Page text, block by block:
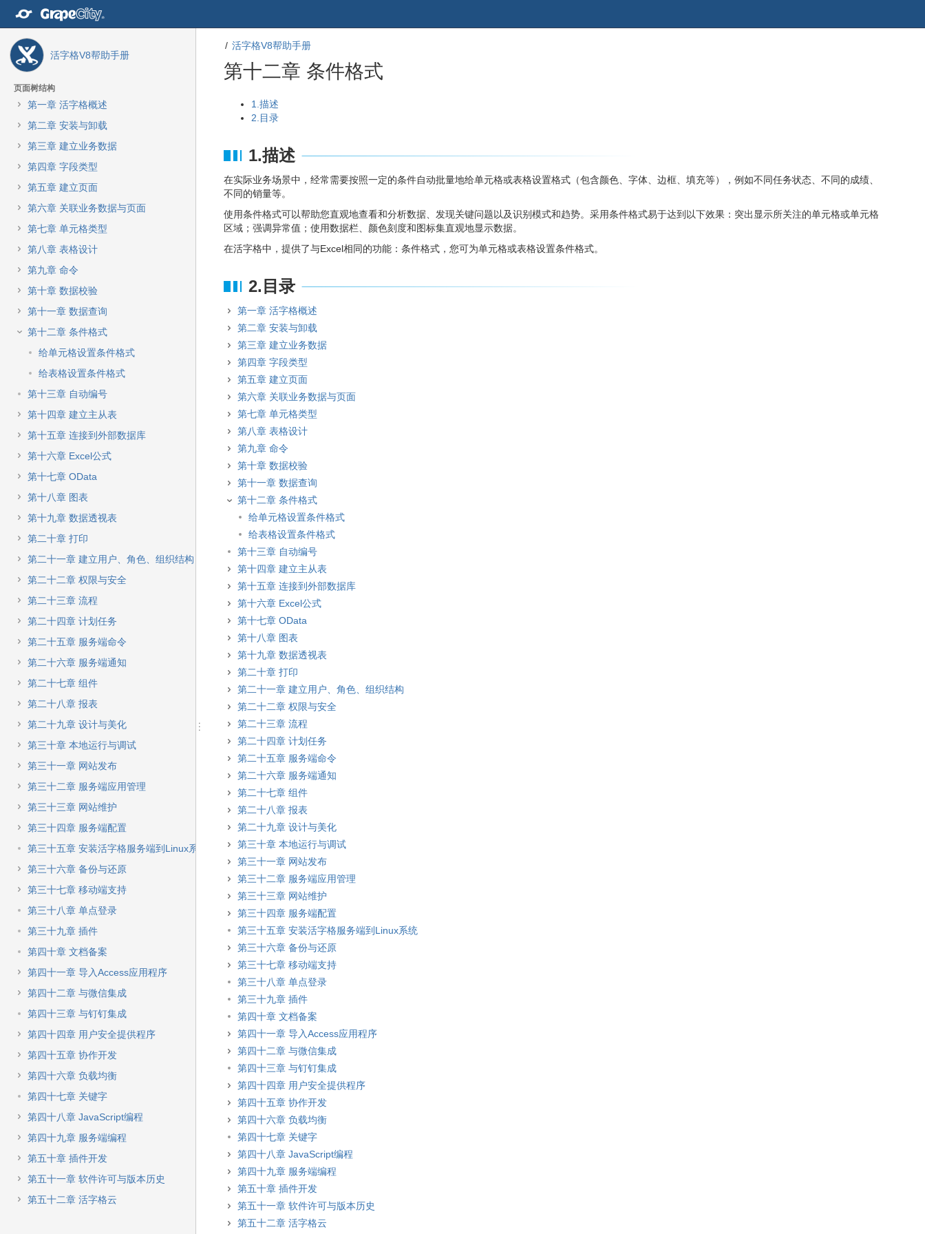
活字格V8帮助手册
页面树结构
第一章 活字格概述
第二章 安装与卸载
第三章 建立业务数据
第四章 字段类型
第五章 建立页面
第六章 关联业务数据与页面
第七章 单元格类型
第八章 表格设计
第九章 命令
第十章 数据校验
第十一章 数据查询
第十二章 条件格式
给单元格设置条件格式
给表格设置条件格式
第十三章 自动编号
第十四章 建立主从表
第十五章 连接到外部数据库
第十六章 Excel公式
第十七章 OData
第十八章 图表
第十九章 数据透视表
第二十章 打印
第二十一章 建立用户、角色、组织结构
第二十二章 权限与安全
第二十三章 流程
第二十四章 计划任务
第二十五章 服务端命令
第二十六章 服务端通知
第二十七章 组件
第二十八章 报表
第二十九章 设计与美化
第三十章 本地运行与调试
第三十一章 网站发布
第三十二章 服务端应用管理
第三十三章 网站维护
第三十四章 服务端配置
第三十五章 安装活字格服务端到Linux系统
第三十六章 备份与还原
第三十七章 移动端支持
第三十八章 单点登录
第三十九章 插件
第四十章 文档备案
第四十一章 导入Access应用程序
第四十二章 与微信集成
第四十三章 与钉钉集成
第四十四章 用户安全提供程序
第四十五章 协作开发
第四十六章 负载均衡
第四十七章 关键字
第四十八章 JavaScript编程
第四十九章 服务端编程
第五十章 插件开发
第五十一章 软件许可与版本历史
第五十二章 活字格云
活字格V8帮助手册
banner
的
标
题
第十二章 条件格式
尾
始
1.描述
2.目录
1.描述
在实际业务场景中，经常需要按照一定的条件自动批量地给单元格或表格设置格式（包含颜色、字体、边框、填充等），例如不同任务状态、不同的成绩、
不同的销量等。
使用条件格式可以帮助您直观地查看和分析数据、发现关键问题以及识别模式和趋势。采用条件格式易于达到以下效果：突出显示所关注的单元格或单元格
区域；强调异常值；使用数据栏、颜色刻度和图标集直观地显示数据。
在活字格中，提供了与Excel相同的功能：条件格式，您可为单元格或表格设置条件格式。
2.目录
第一章 活字格概述
第二章 安装与卸载
第三章 建立业务数据
第四章 字段类型
第五章 建立页面
第六章 关联业务数据与页面
第七章 单元格类型
第八章 表格设计
第九章 命令
第十章 数据校验
第十一章 数据查询
第十二章 条件格式
给单元格设置条件格式
给表格设置条件格式
第十三章 自动编号
第十四章 建立主从表
第十五章 连接到外部数据库
第十六章 Excel公式
第十七章 OData
第十八章 图表
第十九章 数据透视表
第二十章 打印
第二十一章 建立用户、角色、组织结构
第二十二章 权限与安全
第二十三章 流程
第二十四章 计划任务
第二十五章 服务端命令
第二十六章 服务端通知
第二十七章 组件
第二十八章 报表
第二十九章 设计与美化
第三十章 本地运行与调试
第三十一章 网站发布
第三十二章 服务端应用管理
第三十三章 网站维护
第三十四章 服务端配置
第三十五章 安装活字格服务端到Linux系统
第三十六章 备份与还原
第三十七章 移动端支持
第三十八章 单点登录
第三十九章 插件
第四十章 文档备案
第四十一章 导入Access应用程序
第四十二章 与微信集成
第四十三章 与钉钉集成
第四十四章 用户安全提供程序
第四十五章 协作开发
第四十六章 负载均衡
第四十七章 关键字
第四十八章 JavaScript编程
第四十九章 服务端编程
第五十章 插件开发
第五十一章 软件许可与版本历史
第五十二章 活字格云